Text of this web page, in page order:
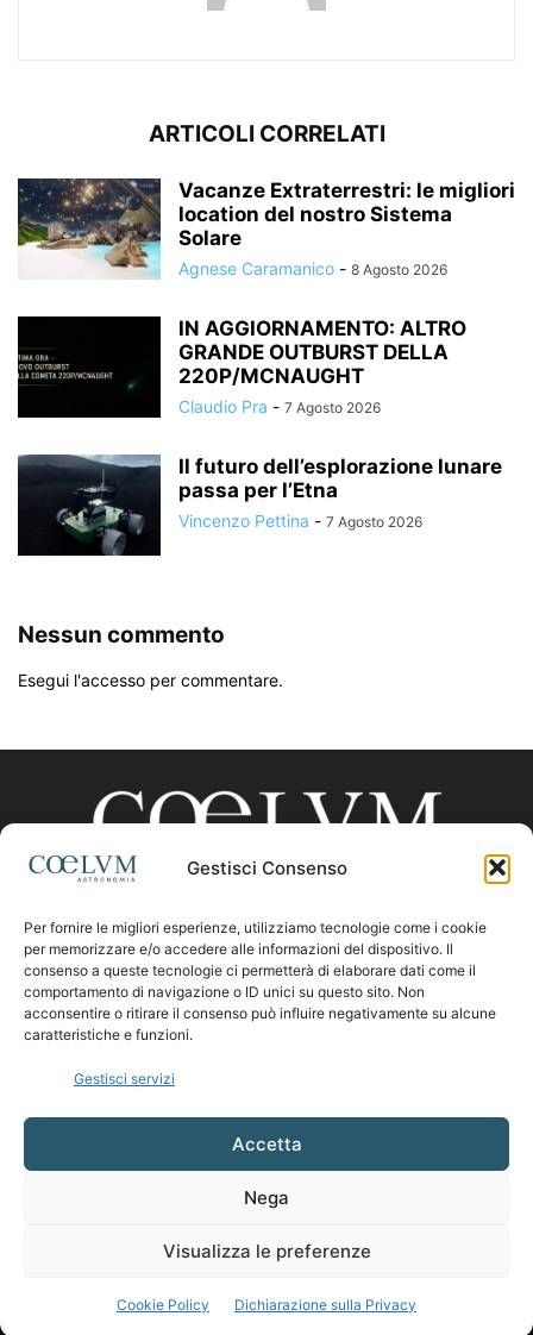
Gestisci Consenso
Per fornire le migliori esperienze, utilizziamo tecnologie come i cookie
per memorizzare e/o accedere alle informazioni del dispositivo. Il
consenso a queste tecnologie ci permetterà di elaborare dati come il
comportamento di navigazione o ID unici su questo sito. Non
acconsentire o ritirare il consenso può influire negativamente su alcune
caratteristiche e funzioni.
Gestisci servizi
Accetta
Nega
Visualizza le preferenze
Cookie Policy Dichiarazione sulla Privacy
ARTICOLI CORRELATI
Vacanze Extraterrestri: le migliori
location del nostro Sistema
Solare
Agnese Caramanico - 8 Agosto 2026
IN AGGIORNAMENTO: ALTRO
GRANDE OUTBURST DELLA
220P/MCNAUGHT
Claudio Pra - 7 Agosto 2026
Il futuro dell’esplorazione lunare
passa per l’Etna
Vincenzo Pettina - 7 Agosto 2026
Nessun commento
Esegui l'accesso per commentare.
CHI SIAMO
Contattaci:coelumastro@coelum.com